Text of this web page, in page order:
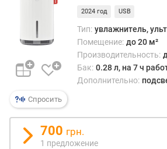
о
ж
е
и
й
у
Спросить
2024 год USB
Тип: увлажнитель,
Помещение: до 20 м²
Производительность:
Бак: 0.28 л, на 7 ч
Дополнительно:
700 грн.
1 предложение